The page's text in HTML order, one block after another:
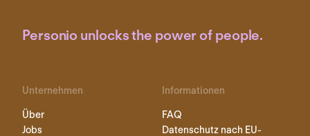
Personio unlocks the power of people.
Unternehmen
Über
Jobs
Informationen
FAQ
Datenschutz nach EU-